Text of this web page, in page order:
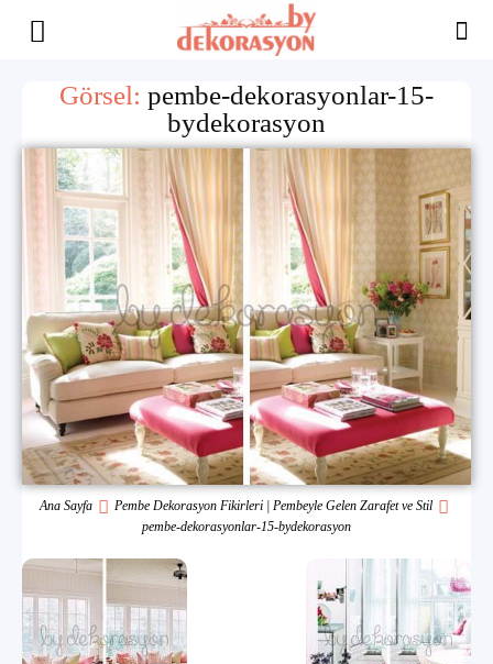
Yaşam
Görsel: pembe-dekorasyonlar-15-
bydekorasyon
Ana Sayfa
Pembe Dekorasyon Fikirleri | Pembeyle Gelen Zarafet ve Stil
pembe-dekorasyonlar-15-bydekorasyon